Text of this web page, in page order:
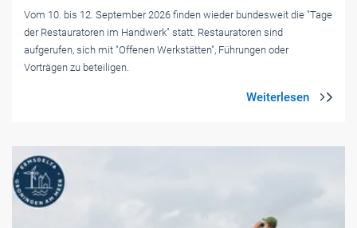
Vom 10. bis 12. September 2026 finden wieder bundesweit die "Tage
der Restauratoren im Handwerk" statt. Restauratoren sind
aufgerufen, sich mit "Offenen Werkstätten", Führungen oder
Vorträgen zu beteiligen.